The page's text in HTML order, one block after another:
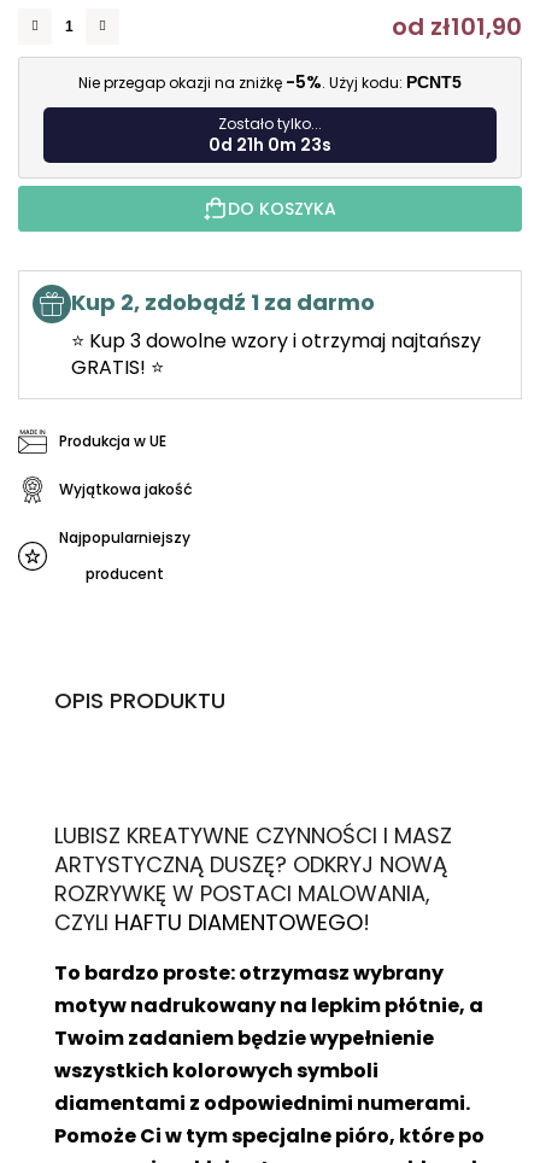
od zł101,90
Nie przegap okazji na zniżkę -5%. Użyj kodu: PCNT5
Zostało tylko...
0d 21h 0m 22s
DO KOSZYKA
Kup 2, zdobądź 1 za darmo
⭐ Kup 3 dowolne wzory i otrzymaj najtańszy
GRATIS! ⭐
Produkcja w UE
Wyjątkowa jakość
Najpopularniejszy
producent
OPIS PRODUKTU
LUBISZ KREATYWNE CZYNNOŚCI I MASZ
ARTYSTYCZNĄ DUSZĘ? ODKRYJ NOWĄ
ROZRYWKĘ W POSTACI MALOWANIA,
CZYLI HAFTU DIAMENTOWEGO!
To bardzo proste: otrzymasz wybrany
motyw nadrukowany na lepkim płótnie, a
Twoim zadaniem będzie wypełnienie
wszystkich kolorowych symboli
diamentami z odpowiednimi numerami.
Pomoże Ci w tym specjalne pióro, które po